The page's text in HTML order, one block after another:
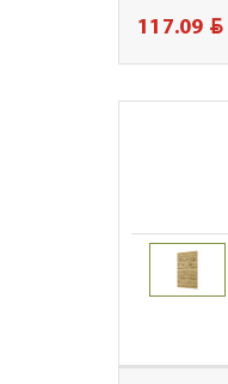
117.09 BYN